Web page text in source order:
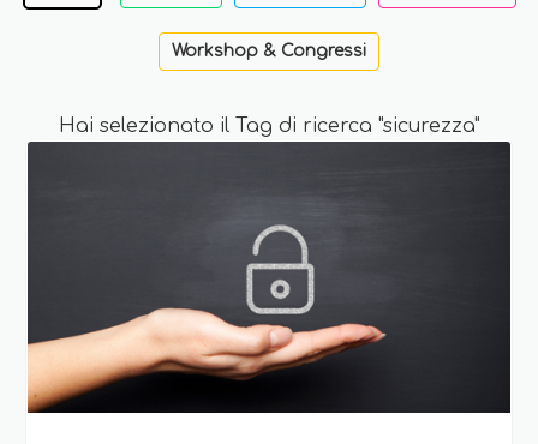
Workshop & Congressi
Hai selezionato il Tag di ricerca "sicurezza"